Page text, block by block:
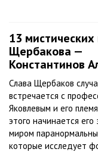
13 мистических
Щербакова —
Константинов
Слава Щербаков
встречается с
Яковлевым и его
этого начинается его
миром
которые исследует